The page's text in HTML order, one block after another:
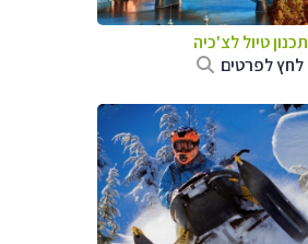
תכנון טיול לצ'כיה
לחץ לפרטים